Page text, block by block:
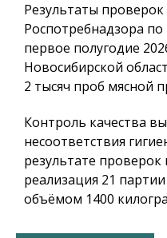
Результаты
Роспотребнадзора
первое полугодие
Новосибирской
2 тысяч проб мясной
Контроль качества
несоответствия
результате
реализация 21
объёмом 1400